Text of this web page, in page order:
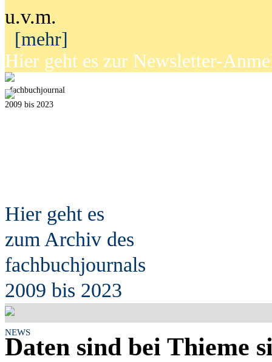
u.v.m.
[mehr]
Hier geht es zur Newsletter-
fachbuchjournal
2009 bis 2023
Hier geht es
zum Archiv des
fachbuchjournals
2009 bis 2023
NEWS
Daten sind bei Thieme